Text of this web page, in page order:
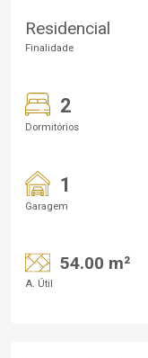
Residencial
Finalidade
2
Dormitórios
1
Garagem
54.00 m²
A. Útil